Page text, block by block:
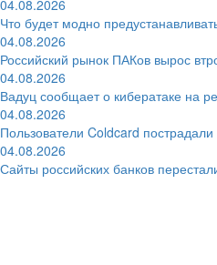
04.08.2026
Что будет модно
04.08.2026
Российский рынок ПАКов вырос
04.08.2026
Вадуц сообщает о кибератаке на
04.08.2026
Пользователи Coldcard
04.08.2026
Сайты российских банков